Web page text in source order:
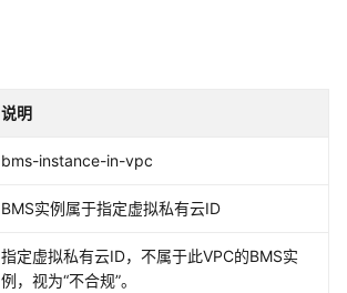
说明
bms-instance-in-vpc
BMS实例属于指定虚拟私有云ID
指定虚拟私有云ID，不属于此VPC的BMS实
例，视为“不合规”。